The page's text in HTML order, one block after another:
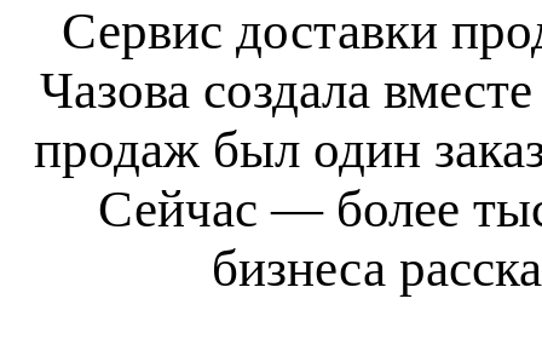
Сервис доставки
Чазова создала
продаж был один
Сейчас — более
бизнеса